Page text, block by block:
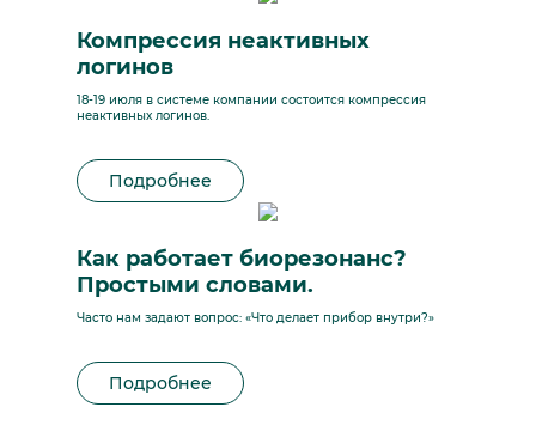
Компрессия неактивных
логинов
18-19 июля в системе компании состоится компрессия
неактивных логинов.
Подробнее
Как работает биорезонанс?
Простыми словами.
Часто нам задают вопрос: «Что делает прибор внутри?»
Подробнее